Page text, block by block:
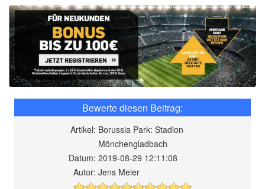
Artikel: Borussia Park: Stadion
Mönchengladbach
Datum: 2019-08-29 12:11:08
Autor: Jens Meier